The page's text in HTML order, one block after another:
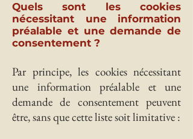
Quels sont les cookies
nécessitant une information
préalable et une demande de
consentement ?
Par principe, les cookies nécessitant
une information préalable et une
demande de consentement peuvent
être, sans que cette liste soit limitative :